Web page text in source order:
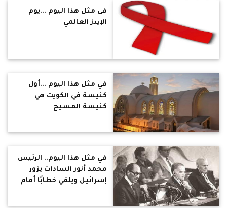
فى مثل هذا اليوم ...يوم
الإيدز العالمي
في مثل هذا اليوم ...أول
كنيسة في الكويت هي
كنيسة المسيح
في مثل هذا اليوم.. الرئيس
محمد أنور السادات يزور
إسرائيل ويلقي خطابًا أمام